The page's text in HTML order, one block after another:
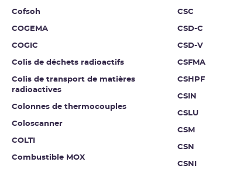
Cofsoh
COGEMA
COGIC
Colis de déchets radioactifs
Colis de transport de matières
radioactives
Colonnes de thermocouples
Coloscanner
COLTI
Combustible MOX
CSC
CSD-C
CSD-V
CSFMA
CSHPF
CSIN
CSLU
CSM
CSN
CSNI